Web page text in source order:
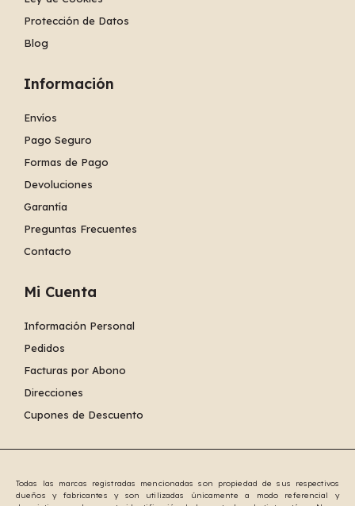
Protección de Datos
Blog
Información
Envíos
Pago Seguro
Formas de Pago
Devoluciones
Garantía
Preguntas Frecuentes
Contacto
Mi Cuenta
Información Personal
Pedidos
Facturas por Abono
Direcciones
Cupones de Descuento
Todas las marcas registradas mencionadas son propiedad de sus respectivos
dueños y fabricantes y son utilizadas únicamente a modo referencial y